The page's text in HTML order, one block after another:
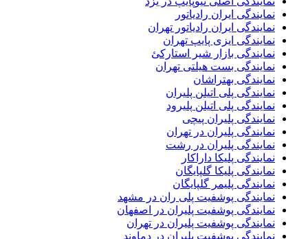
نمایندگی ایران رادیاتور
نمایندگی ایران رادیاتور تهران
نمایندگی ایزی پایپ تهران
نمایندگی بازار شیر استارکئ
نمایندگی بست هیلتی تهران
نمایندگی بهتراشان
نمایندگی پلی اتیلن پلیران
نمایندگی پلی اتیلن پلیرود
نمایندگی پلیران پیچی
نمایندگی پلیران در تهران
نمایندگی پلیران در رشت
نمایندگی پلیکا داراکار
نمایندگی پلیکا گلپایگان
نمایندگی پلیمر گلپایگان
نمایندگی پوشفیت پلی ران در مشهد
نمایندگی پوشفیت پلیران در اصفهان
نمایندگی پوشفیت پلیران در تهران
نمایندگی پوشفیت پلیران در دماوند